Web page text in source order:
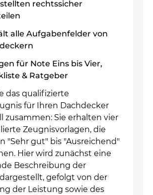
rechtssicher
alle Aufgabenfelder von
für Note Eins bis Vier,
& Ratgeber
das qualifizierte
für Ihren Dachdecker
zusammen: Sie erhalten vier
Zeugnisvorlagen, die
"Sehr gut" bis "Ausreichend"
Hier wird zunächst eine
Beschreibung der
gefolgt von der
der Leistung sowie des